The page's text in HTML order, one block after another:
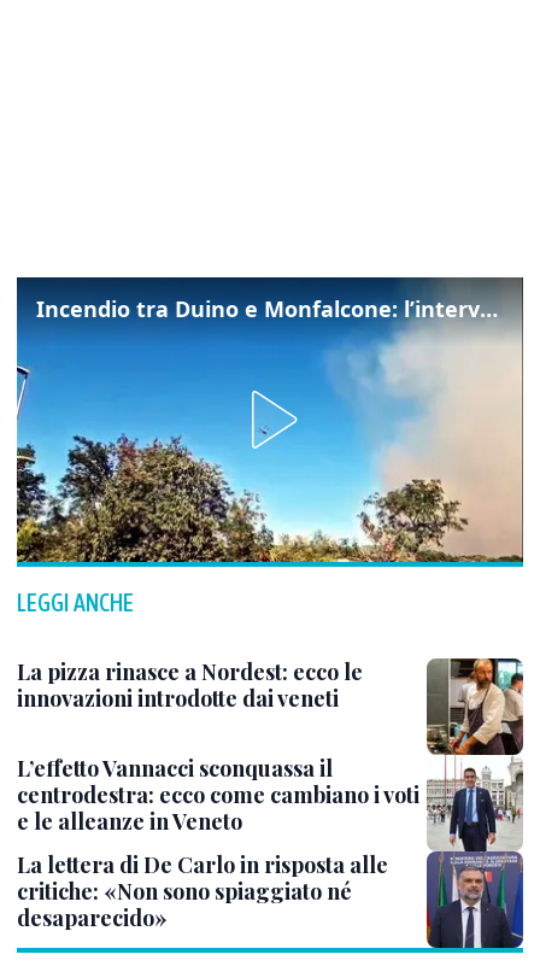
Incendio tra Duino e Monfalcone: l’intervento dei vigili del fuoco
LEGGI ANCHE
La pizza rinasce a Nordest: ecco le
innovazioni introdotte dai veneti
L’effetto Vannacci sconquassa il
centrodestra: ecco come cambiano i voti
e le alleanze in Veneto
La lettera di De Carlo in risposta alle
critiche: «Non sono spiaggiato né
desaparecido»